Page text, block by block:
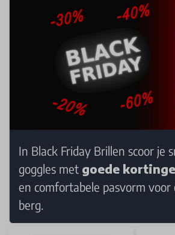
In Black Friday Brillen scoor je
goggles met goede
en comfortabele pasvorm voor
berg.